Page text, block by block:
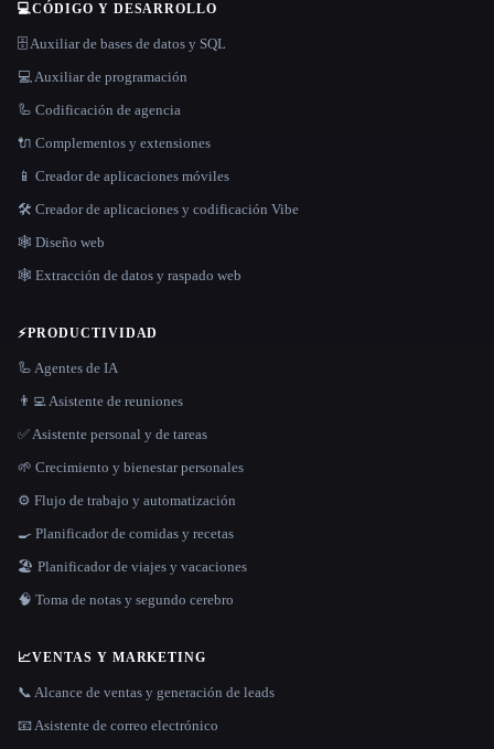
💻CÓDIGO Y DESARROLLO
🗄️ Auxiliar de bases de datos y SQL
💻 Auxiliar de programación
🦾 Codificación de agencia
🔌 Complementos y extensiones
📱 Creador de aplicaciones móviles
🛠️ Creador de aplicaciones y codificación Vibe
🕸 Diseño web
🕸️ Extracción de datos y raspado web
⚡PRODUCTIVIDAD
🦾 Agentes de IA
👨‍💻 Asistente de reuniones
✅ Asistente personal y de tareas
🌱 Crecimiento y bienestar personales
⚙️ Flujo de trabajo y automatización
🍳 Planificador de comidas y recetas
🏖 Planificador de viajes y vacaciones
🧠 Toma de notas y segundo cerebro
📈VENTAS Y MARKETING
📞 Alcance de ventas y generación de leads
📧 Asistente de correo electrónico